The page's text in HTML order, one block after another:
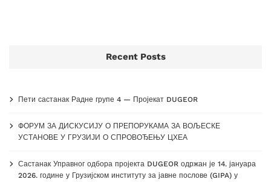
Recent Posts
Пети састанак Радне групе 4 — Пројекат DUGEOR
ФОРУМ ЗА ДИСКУСИЈУ О ПРЕПОРУКАМА ЗА ВОЉЕСКЕ
УСТАНОВЕ У ГРУЗИЈИ О СПРОВОЂЕЊУ ЦХЕА
Састанак Управног одбора пројекта DUGEOR одржан је 14. јануара
2026. године у Грузијском институту за јавне послове (GIPA) у